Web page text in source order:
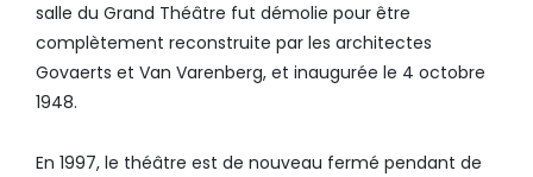
salle du Grand Théâtre fut démolie pour être
complètement reconstruite par les architectes
Govaerts et Van Varenberg, et inaugurée le 4 octobre
1948.
En 1997, le théâtre est de nouveau fermé pendant de